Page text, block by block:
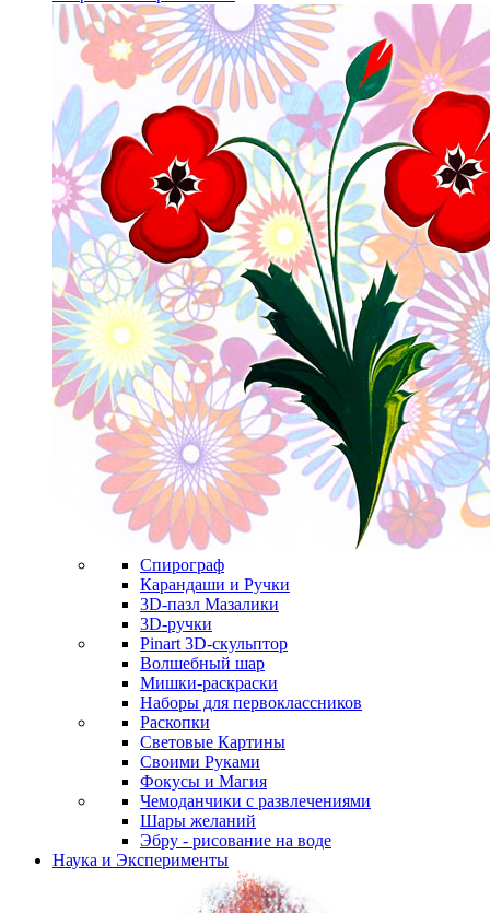
Спирограф
Карандаши и Ручки
3D-пазл Мазалики
3D-ручки
Pinart 3D-скульптор
Волшебный шар
Мишки-раскраски
Наборы для первоклассников
Раскопки
Световые Картины
Своими Руками
Фокусы и Магия
Чемоданчики с развлечениями
Шары желаний
Эбру - рисование на воде
Наука и Эксперименты